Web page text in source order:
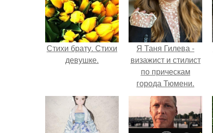
Стихи брату. Стихи
девушке.
Я Таня Гилева -
визажист и стилист
по прическам
города Тюмени.